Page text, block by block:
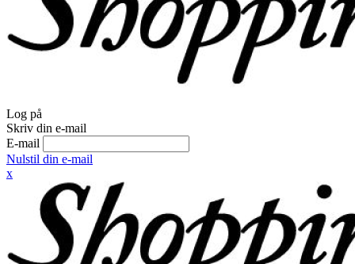
Log på
Skriv din e-mail
E-mail
Nulstil din e-mail
x